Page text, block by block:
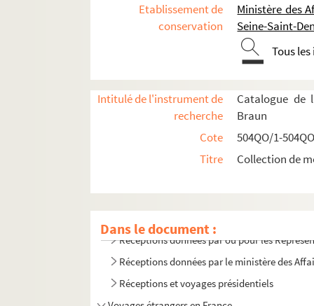
Etablissement de
conservation
Ministère des
Seine-Saint-
Tous
Intitulé de l'instrument de
recherche
Catalogue de
Braun
Cote
504QO/1-
Titre
Collection de
Dans le document :
Réceptions données par ou pour les
Réceptions données par le ministère des
Réceptions et voyages présidentiels